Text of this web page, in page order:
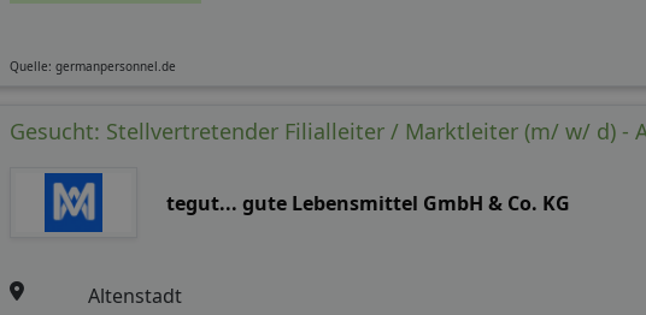
Quelle: germanpersonnel.de
Gesucht: Stellvertretender Filialleiter / Marktleiter (m/ w/ d) -
tegut... gute Lebensmittel GmbH & Co. KG
Altenstadt